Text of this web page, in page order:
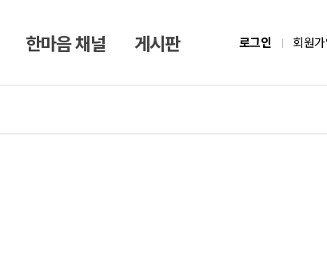
한마음 채널 게시판 로그인 회원